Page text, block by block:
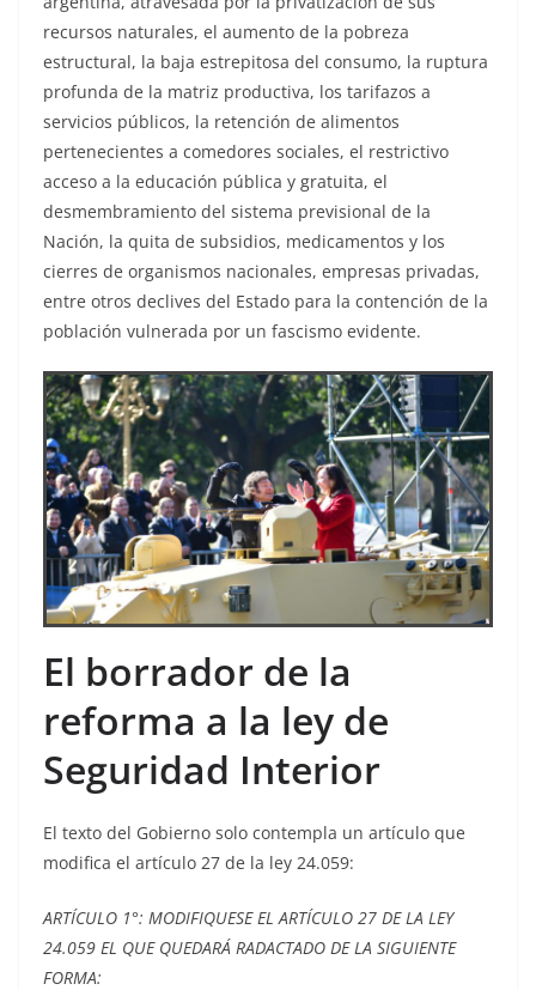
recursos naturales, el aumento de la pobreza
estructural, la baja estrepitosa del consumo, la ruptura
profunda de la matriz productiva, los tarifazos a
servicios públicos, la retención de alimentos
pertenecientes a comedores sociales, el restrictivo
acceso a la educación pública y gratuita, el
desmembramiento del sistema previsional de la
Nación, la quita de subsidios, medicamentos y los
cierres de organismos nacionales, empresas privadas,
entre otros declives del Estado para la contención de la
población vulnerada por un fascismo evidente.
El borrador de la
reforma a la ley de
Seguridad Interior
El texto del Gobierno solo contempla un artículo que
modifica el artículo 27 de la ley 24.059:
ARTÍCULO 1°: MODIFIQUESE EL ARTÍCULO 27 DE LA LEY
24.059 EL QUE QUEDARÁ RADACTADO DE LA SIGUIENTE
FORMA: